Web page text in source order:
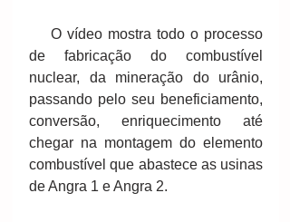
de fabricação do combustível
nuclear, da mineração do urânio,
passando pelo seu beneficiamento,
conversão, enriquecimento até
chegar na montagem do elemento
combustível que abastece as usinas
de Angra 1 e Angra 2.